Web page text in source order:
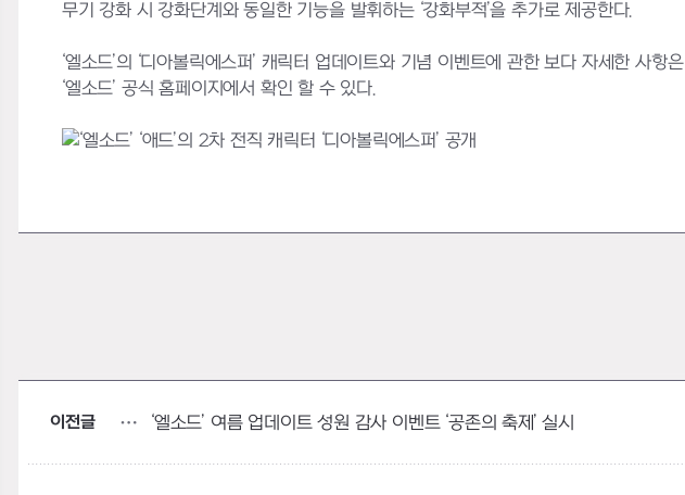
무기 강화 시 강화단계와 동일한 기능을 발휘하는 ‘강화부적’을 추가로 제공한다.
‘엘소드’의 ‘디아볼릭에스퍼’ 캐릭터 업데이트와 기념 이벤트에 관한 보다 자세한 사항은
‘엘소드’ 공식 홈페이지에서 확인 할 수 있다.
이전글 ‘엘소드’ 여름 업데이트 성원 감사 이벤트 ‘공존의 축제’ 실시